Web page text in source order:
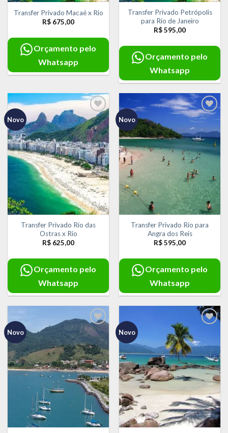
Transfer Privado Macaé x Rio
R$ 675,00
Orçamento pelo
Whatsapp
Transfer Privado Petrópolis
para Rio de Janeiro
R$595,00
Orçamento pelo
Whatsapp
Novo
Adicionar
aos meus
desejos
Transfer Privado Rio das
Ostras x Rio
R$ 625,00
Orçamento pelo
Whatsapp
Novo
Adicionar
aos meus
desejos
Transfer Privado Rio para
Angra dos Reis
R$595,00
Orçamento pelo
Whatsapp
Novo
Adicionar
aos meus
desejos
Novo
Adicionar
aos meus
desejos